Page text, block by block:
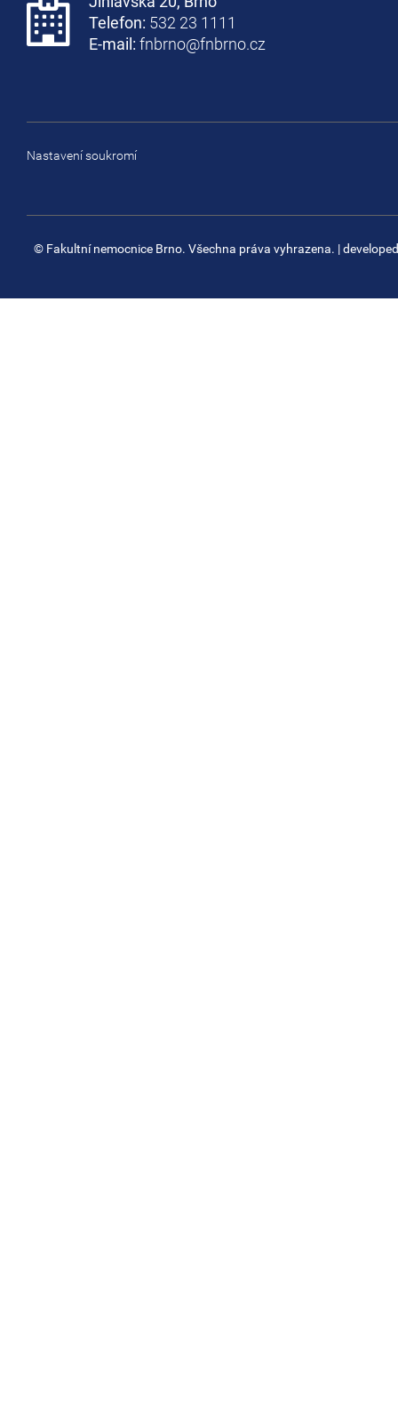
Telefon: 532 23 1111
E-mail: fnbrno@fnbrno.cz
Nastavení soukromí
© Fakultní nemocnice Brno. Všechna práva vyhrazena. |